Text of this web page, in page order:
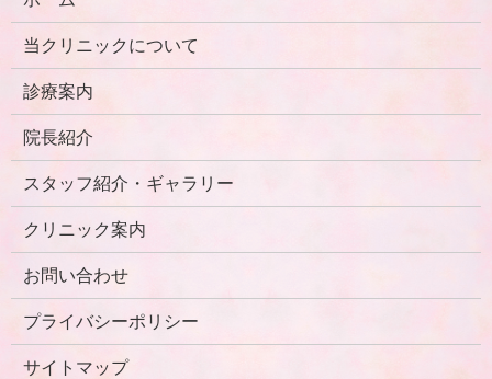
当クリニックについて
診療案内
院長紹介
スタッフ紹介・ギャラリー
クリニック案内
お問い合わせ
プライバシーポリシー
サイトマップ